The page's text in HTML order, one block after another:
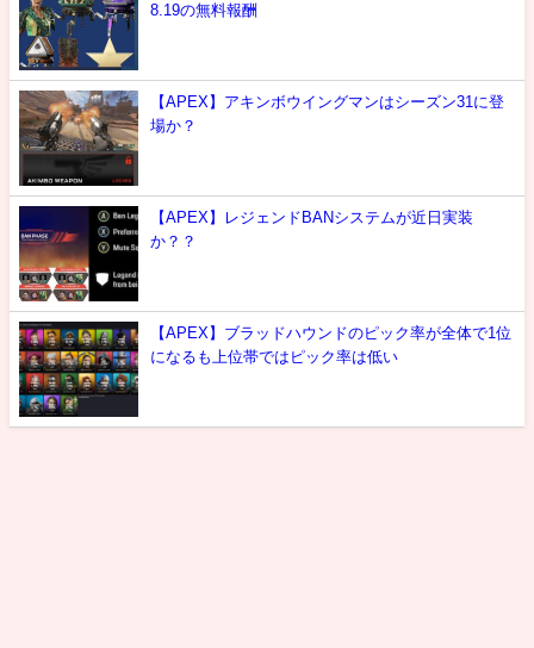
8.19の無料報酬
【APEX】アキンボウイングマンはシーズン31に登
場か？
【APEX】レジェンドBANシステムが近日実装
か？？
【APEX】ブラッドハウンドのピック率が全体で1位
になるも上位帯ではピック率は低い